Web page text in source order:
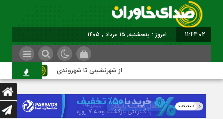
11:44:03 امروز : پنجشنبه, ۱۵ مرداد , ۱۴۰۵
از شهرنشینی تا شهروندی